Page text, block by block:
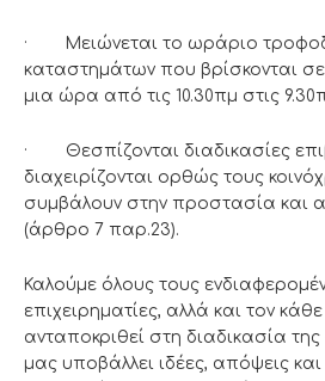
· Μειώνεται το ωράριο
καταστημάτων που βρίσκονται
μια ώρα από τις 10.30πμ στις
· Θεσπίζονται διαδικασίες
διαχειρίζονται ορθώς τους
συμβάλουν στην προστασία και
(άρθρο 7 παρ.23).
Καλούμε όλους τους
επιχειρηματίες, αλλά και τον
ανταποκριθεί στη διαδικασία
μας υποβάλλει ιδέες, απόψεις